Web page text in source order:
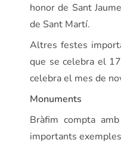
honor de Sant
de Sant Martí.
Altres festes
que se celebra el
celebra el mes de
Monuments
Bràfim compta
importants